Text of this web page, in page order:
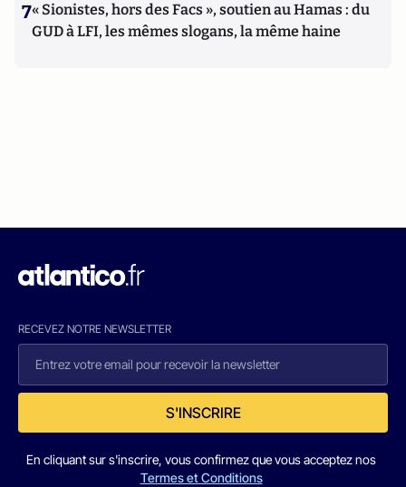
7« Sionistes, hors des Facs », soutien au Hamas : du
GUD à LFI, les mêmes slogans, la même haine
RECEVEZ NOTRE NEWSLETTER
S'INSCRIRE
En cliquant sur s'inscrire, vous confirmez que vous acceptez nos
Termes et Conditions